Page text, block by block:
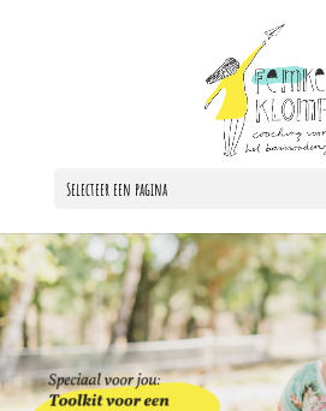
Selecteer een pagina